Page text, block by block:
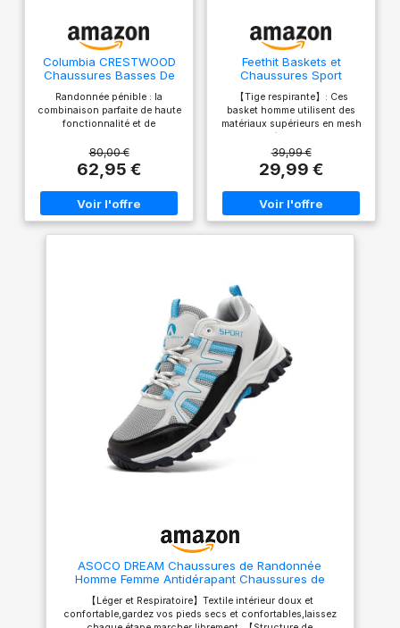
Columbia CRESTWOOD
Chaussures Basses De
Randonnée Et Trekking
Homme, Noir (Shark x
Columbia Grey), 42 EU
Randonnée pénible : la
combinaison parfaite de haute
fonctionnalité et de
polyvalent vous offrira des
années de service confortable
80,00 €
62,95 €
Feethit Baskets et
Chaussures Sport
Homme Basquettes
Tennis Course Noir 44
【Tige respirante】: Ces
basket homme utilisent des
matériaux supérieurs en mesh
et synthétiques. Le tissu
tricoté est confortable,
respirant et léger pour garder
vos pieds au sec pendant
l'exercice. 【 Intérieur
confortable 】 : l'intérieur des
chaussures homme est
confort même en position
debout et en marchant
pendant une longue période.
【Antidérapant et antichoc】:
Ces chaussures de sport pour
hommes sont fabriquées en
EVA et en caoutchouc
résistant. L'EVA offre une
absorption des chocs, un
amorti et un soutien efficaces.
La semelle extérieure en
caoutchouc est antidérapante
ajustés pour mieux s'adapter à
vos pieds. 【Plusieurs
chaussures de sport homme
conviennent à la course, à la
39,99 €
29,99 €
ASOCO DREAM Chaussures de Randonnée
Homme Femme Antidérapant Chaussures de
Trekking Respirant Chaussure de Marche,Beige
Bleu,43 EU
【Léger et Respiratoire】Textile intérieur doux et
confortable,gardez vos pieds secs et confortables,laissez